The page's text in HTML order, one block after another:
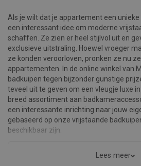
Als je wilt dat je appartement een
een interessant idee om moderne
schaffen. Ze zien er heel stijlvol uit en
exclusieve uitstraling. Hoewel vroeger
ze konden veroorloven, pronken ze nu
appartementen. In de online winkel van
badkuipen tegen bijzonder gunstige
teveel uit te geven om een vleugje luxe
breed assortiment aan
een interessante inrichting naar jouw
gebaseerd op onze vrijstaande
beschikbaar zijn.
Tot de onbetwistbare voordelen van
Lees meer